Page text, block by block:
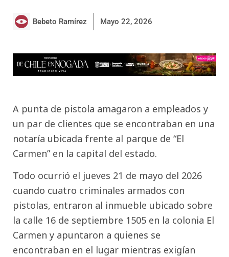
Bebeto Ramírez Mayo 22, 2026
A punta de pistola amagaron a empleados y
un par de clientes que se encontraban en una
notaría ubicada frente al parque de “El
Carmen” en la capital del estado.
Todo ocurrió el jueves 21 de mayo del 2026
cuando cuatro criminales armados con
pistolas, entraron al inmueble ubicado sobre
la calle 16 de septiembre 1505 en la colonia El
Carmen y apuntaron a quienes se
encontraban en el lugar mientras exigían